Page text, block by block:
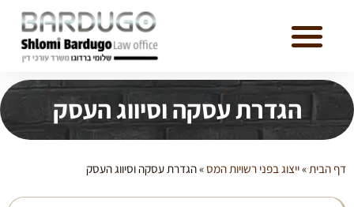
הגדרת עסקה וסיווג העסק
דף הבית »ייצוג בפני רשויות המס»הגדרת עסקה וסיווג העסק